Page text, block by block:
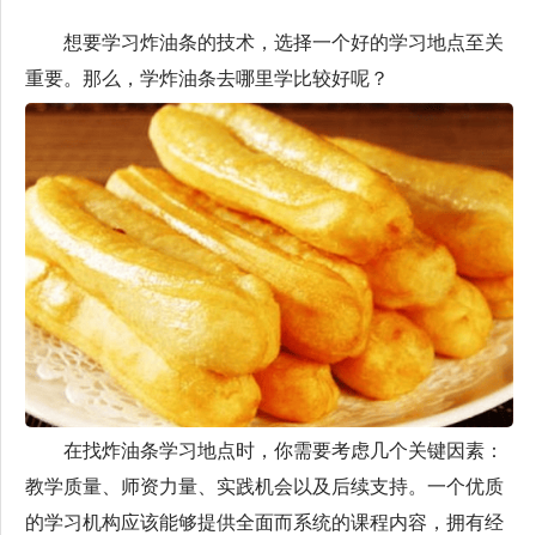
想要学习炸油条的技术，选择一个好的学习地点至关
重要。那么，学炸油条去哪里学比较好呢？
在找炸油条学习地点时，你需要考虑几个关键因素：
教学质量、师资力量、实践机会以及后续支持。一个优质
的学习机构应该能够提供全面而系统的课程内容，拥有经